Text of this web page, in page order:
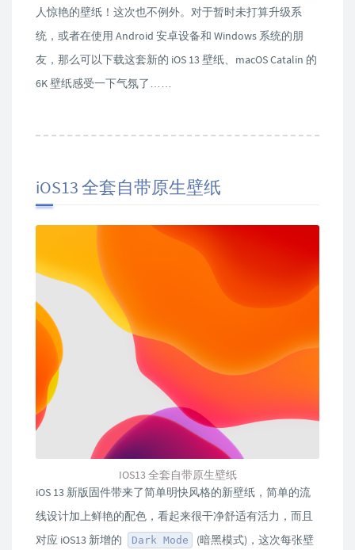
人惊艳的壁纸！这次也不例外。对于暂时未打算升级系
统，或者在使用 Android 安卓设备和 Windows 系统的朋
友，那么可以下载这套新的 iOS 13 壁纸、macOS Catalin 的
6K 壁纸感受一下气氛了……
iOS13 全套自带原生壁纸
IOS13 全套自带原生壁纸
iOS 13 新版固件带来了简单明快风格的新壁纸，简单的流
线设计加上鲜艳的配色，看起来很干净舒适有活力，而且
对应 iOS13 新增的
Dark Mode
(暗黑模式)，这次每张壁